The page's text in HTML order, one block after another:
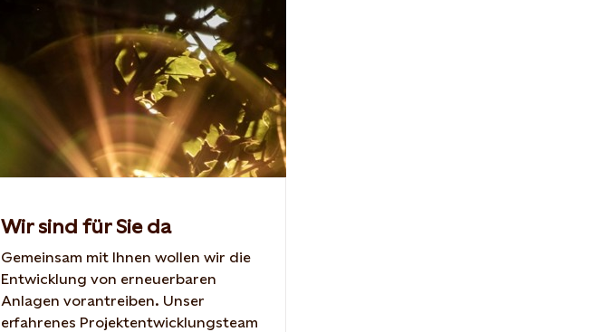
Wir sind für Sie da
Gemeinsam mit Ihnen wollen wir die
Entwicklung von erneuerbaren
Anlagen vorantreiben. Unser
erfahrenes Projektentwicklungsteam